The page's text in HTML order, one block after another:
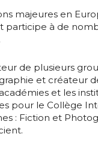
majeures en
à de
de plusieurs
et créateur
et les
pour le Collège
: Fiction et